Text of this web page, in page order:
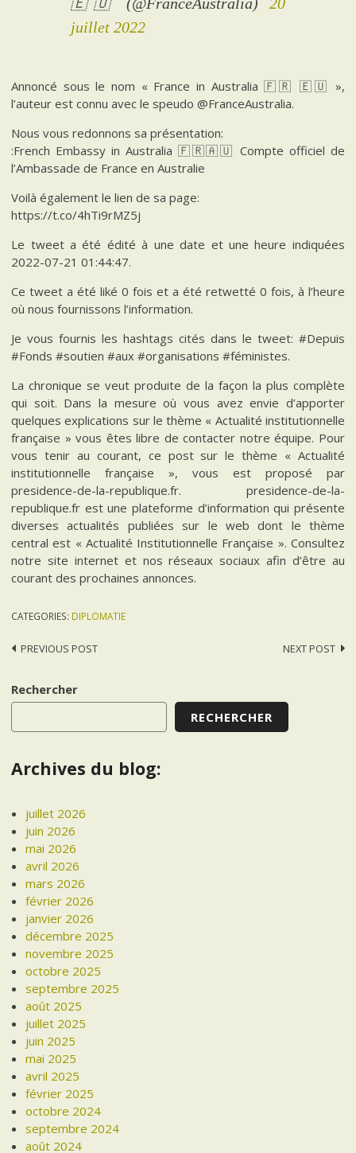
juillet 2022
Annoncé sous le nom « France in Australia 🇫🇷 🇪🇺 »,
l’auteur est connu avec le speudo @FranceAustralia.
Nous vous redonnons sa présentation:
:French Embassy in Australia 🇫🇷🇦🇺 Compte officiel de
l’Ambassade de France en Australie
Voilà également le lien de sa page:
https://t.co/4hTi9rMZ5j
Le tweet a été édité à une date et une heure indiquées
2022-07-21 01:44:47.
Ce tweet a été liké 0 fois et a été retwetté 0 fois, à l’heure
où nous fournissons l’information.
Je vous fournis les hashtags cités dans le tweet: #Depuis
#Fonds #soutien #aux #organisations #féministes.
La chronique se veut produite de la façon la plus complète
qui soit. Dans la mesure où vous avez envie d’apporter
quelques explications sur le thème « Actualité institutionnelle
française » vous êtes libre de contacter notre équipe. Pour
vous tenir au courant, ce post sur le thème « Actualité
institutionnelle française », vous est proposé par
presidence-de-la-republique.fr. presidence-de-la-
republique.fr est une plateforme d’information qui présente
diverses actualités publiées sur le web dont le thème
central est « Actualité Institutionnelle Française ». Consultez
notre site internet et nos réseaux sociaux afin d’être au
courant des prochaines annonces.
CATEGORIES: DIPLOMATIE
Post
PREVIOUS POST NEXT POST
Rechercher
RECHERCHER
Archives du blog:
juillet 2026
juin 2026
mai 2026
avril 2026
mars 2026
février 2026
janvier 2026
décembre 2025
novembre 2025
octobre 2025
septembre 2025
août 2025
juillet 2025
juin 2025
mai 2025
avril 2025
février 2025
octobre 2024
septembre 2024
août 2024